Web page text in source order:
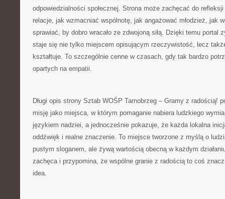
odpowiedzialności społecznej. Strona może zachęcać do
relacje, jak wzmacniać wspólnotę, jak angażować młodzież, jak
sprawiać, by dobro wracało ze zdwojoną siłą. Dzięki temu portal
staje się nie tylko miejscem opisującym rzeczywistość, lecz
kształtuje. To szczególnie cenne w czasach, gdy tak bardzo
opartych na empatii.
Długi opis strony Sztab WOŚP Tarnobrzeg – Gramy z radością!
misję jako miejsca, w którym pomaganie nabiera ludzkiego
językiem nadziei, a jednocześnie pokazuje, że każda lokalna
oddźwięk i realne znaczenie. To miejsce tworzone z myślą o
pustym sloganem, ale żywą wartością obecną w każdym
zachęca i przypomina, że wspólne granie z radością to coś
idea.